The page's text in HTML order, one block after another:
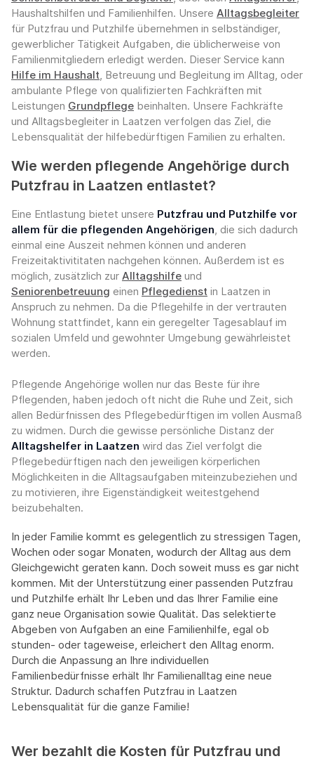
Haushaltshilfen und Familienhilfen. Unsere Alltagsbegleiter
für Putzfrau und Putzhilfe übernehmen in selbständiger,
gewerblicher Tätigkeit Aufgaben, die üblicherweise von
Familienmitgliedern erledigt werden. Dieser Service kann
Hilfe im Haushalt, Betreuung und Begleitung im Alltag, oder
ambulante Pflege von qualifizierten Fachkräften mit
Leistungen Grundpflege beinhalten. Unsere Fachkräfte
und Alltagsbegleiter in Laatzen verfolgen das Ziel, die
Lebensqualität der hilfebedürftigen Familien zu erhalten.
Wie werden pflegende Angehörige durch
Putzfrau in Laatzen entlastet?
Eine Entlastung bietet unsere Putzfrau und Putzhilfe vor
allem für die pflegenden Angehörigen, die sich dadurch
einmal eine Auszeit nehmen können und anderen
Freizeitaktivititaten nachgehen können. Außerdem ist es
möglich, zusätzlich zur Alltagshilfe und
Seniorenbetreuung einen Pflegedienst in Laatzen in
Anspruch zu nehmen. Da die Pflegehilfe in der vertrauten
Wohnung stattfindet, kann ein geregelter Tagesablauf im
sozialen Umfeld und gewohnter Umgebung gewährleistet
werden.
Pflegende Angehörige wollen nur das Beste für ihre
Pflegenden, haben jedoch oft nicht die Ruhe und Zeit, sich
allen Bedürfnissen des Pflegebedürftigen im vollen Ausmaß
zu widmen. Durch die gewisse persönliche Distanz der
Alltagshelfer in Laatzen wird das Ziel verfolgt die
Pflegebedürftigen nach den jeweiligen körperlichen
Möglichkeiten in die Alltagsaufgaben miteinzubeziehen und
zu motivieren, ihre Eigenständigkeit weitestgehend
beizubehalten.
In jeder Familie kommt es gelegentlich zu stressigen Tagen,
Wochen oder sogar Monaten, wodurch der Alltag aus dem
Gleichgewicht geraten kann. Doch soweit muss es gar nicht
kommen. Mit der Unterstützung einer passenden Putzfrau
und Putzhilfe erhält Ihr Leben und das Ihrer Familie eine
ganz neue Organisation sowie Qualität. Das selektierte
Abgeben von Aufgaben an eine Familienhilfe, egal ob
stunden- oder tageweise, erleichert den Alltag enorm.
Durch die Anpassung an Ihre individuellen
Familienbedürfnisse erhält Ihr Familienalltag eine neue
Struktur. Dadurch schaffen Putzfrau in Laatzen
Lebensqualität für die ganze Familie!
Wer bezahlt die Kosten für Putzfrau und